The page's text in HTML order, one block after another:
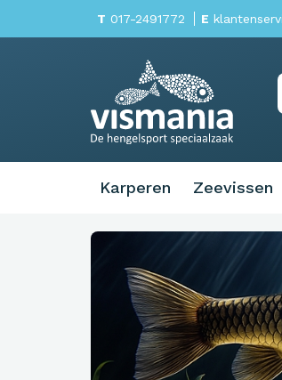
T 017-2491772 E
Karperen Zeevissen